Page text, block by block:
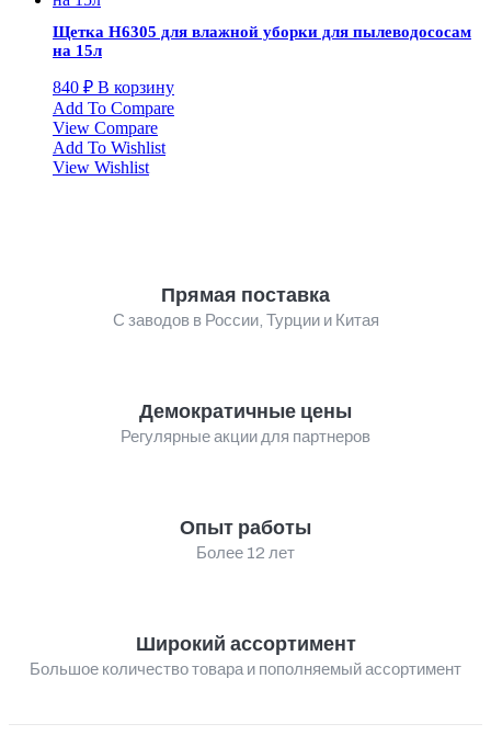
Щетка H6305 для влажной уборки для пылеводососам
на 15л
840 ₽ В корзину
Add To Compare
View Compare
Add To Wishlist
View Wishlist
Прямая поставка
С заводов в России, Турции и Китая
Демократичные цены
Регулярные акции для партнеров
Опыт работы
Более 12 лет
Широкий ассортимент
Большое количество товара и пополняемый ассортимент